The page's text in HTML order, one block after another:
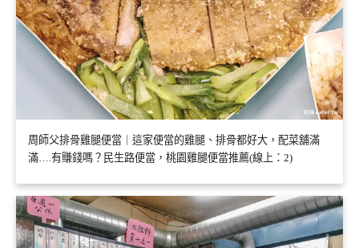
周師父排骨雞腿便當｜這家便當的雞腿、排骨都好大，配菜舖滿
滿….有賺錢嗎？民生路便當，桃園雞腿便當推薦(線上：2)